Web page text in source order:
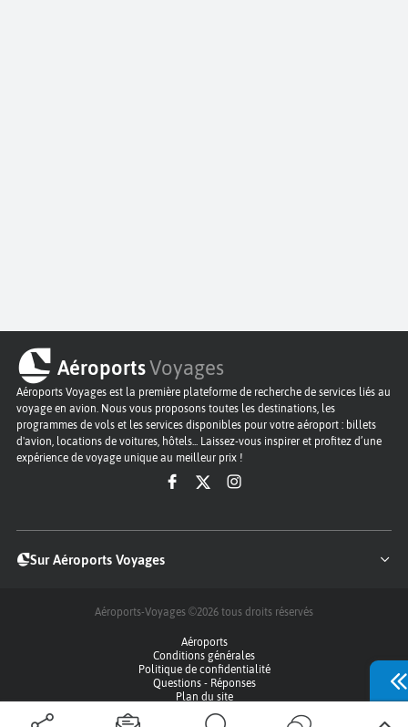
AéroportsVoyages
Aéroports Voyages est la première plateforme de recherche de services liés au
voyage en avion. Nous vous proposons toutes les destinations, les
programmes de vols et les services disponibles pour votre aéroport : billets
d'avion, locations de voitures, hôtels... Laissez-vous inspirer et profitez d’une
expérience de voyage unique au meilleur prix !
Sur Aéroports Voyages
Aéroports-Voyages ©2026 tous droits réservés
Aéroports
Conditions générales
Politique de confidentialité
Questions - Réponses
Plan du site
Qui sommes nous ?
Contact